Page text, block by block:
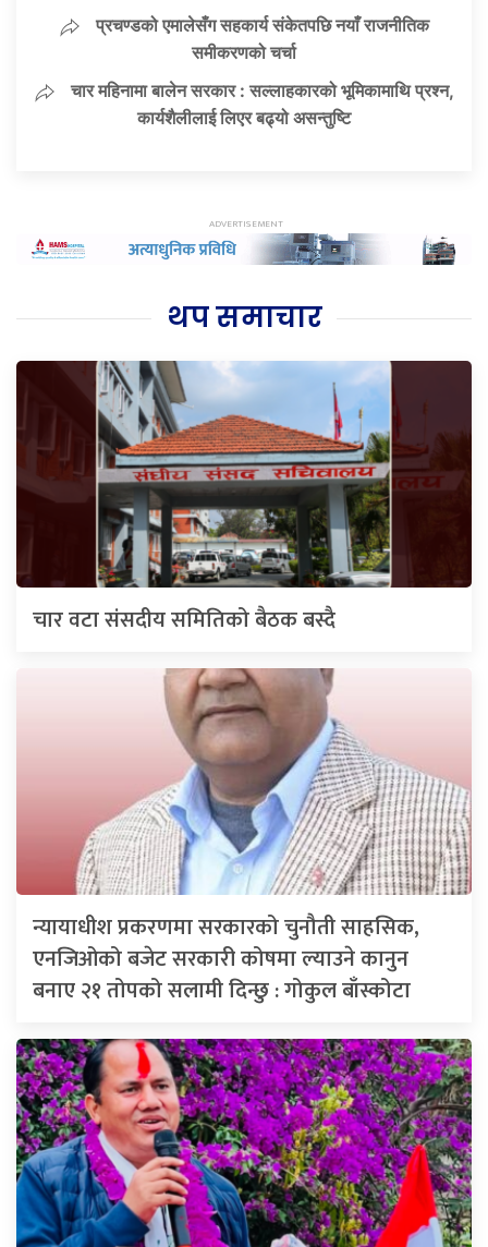
प्रचण्डको एमालेसँग सहकार्य संकेतपछि नयाँ राजनीतिक
समीकरणको चर्चा
चार महिनामा बालेन सरकार : सल्लाहकारको भूमिकामाथि प्रश्न,
कार्यशैलीलाई लिएर बढ्यो असन्तुष्टि
थप समाचार
चार वटा संसदीय समितिको बैठक बस्दै
न्यायाधीश प्रकरणमा सरकारको चुनौती साहसिक,
एनजिओको बजेट सरकारी कोषमा ल्याउने कानुन
बनाए २१ तोपको सलामी दिन्छु : गोकुल बाँस्कोटा